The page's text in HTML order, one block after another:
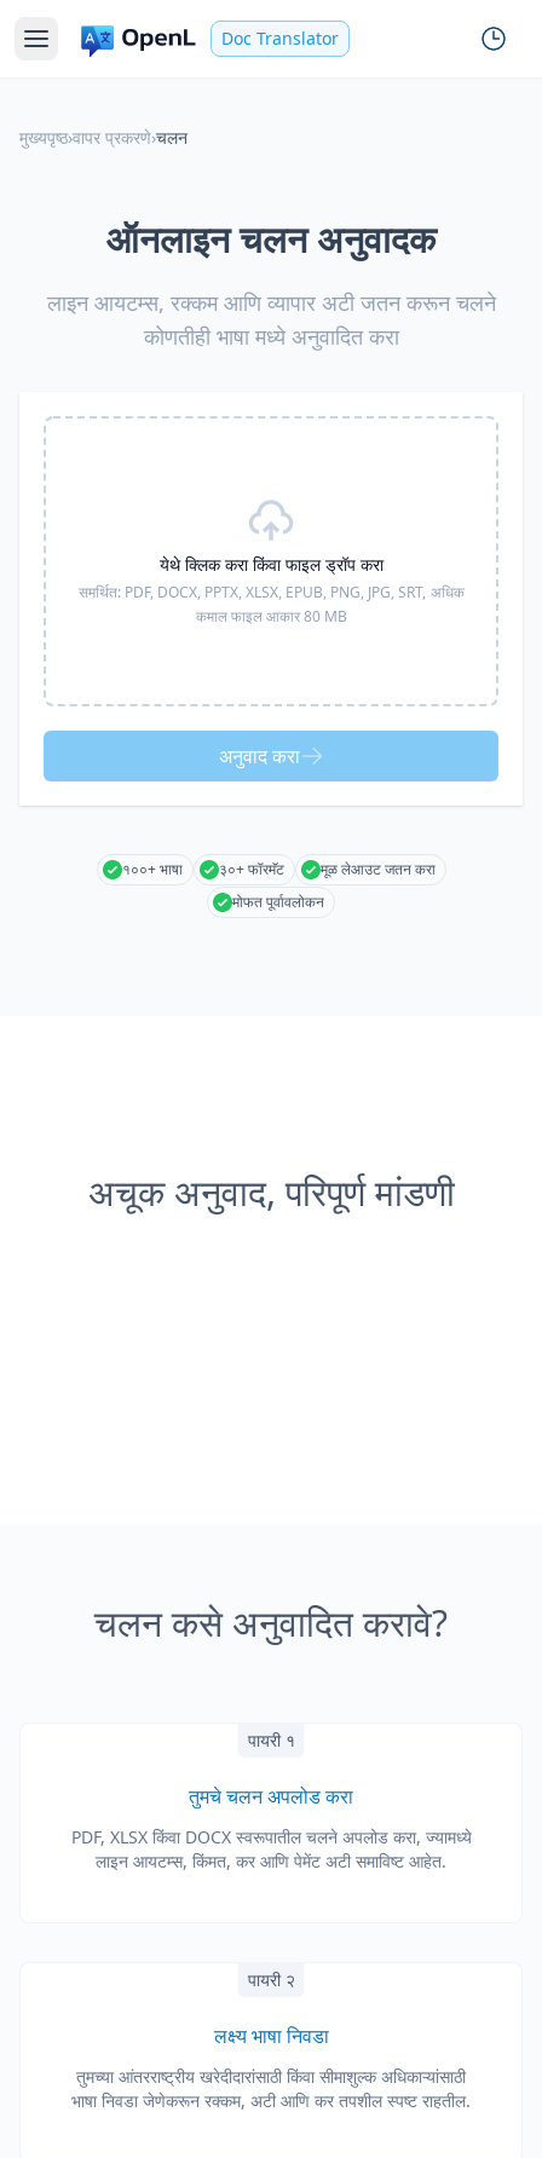
Doc Translator
मुख्यपृष्ठ›वापर प्रकरणे›चलन
ऑनलाइन चलन अनुवादक
लाइन आयटम्स, रक्कम आणि व्यापार अटी जतन करून चलने
कोणतीही भाषा मध्ये अनुवादित करा
येथे क्लिक करा किंवा फाइल ड्रॉप करा
समर्थित: PDF, DOCX, PPTX, XLSX, EPUB, PNG, JPG, SRT, अधिक
कमाल फाइल आकार 80 MB
अनुवाद करा
१००+ भाषा ३०+ फॉरमॅट
मूळ लेआउट जतन करा
मोफत पूर्वावलोकन
अचूक अनुवाद, परिपूर्ण मांडणी
चलन कसे अनुवादित करावे?
पायरी १
तुमचे चलन अपलोड करा
PDF, XLSX किंवा DOCX स्वरूपातील चलने अपलोड करा, ज्यामध्ये
लाइन आयटम्स, किंमत, कर आणि पेमेंट अटी समाविष्ट आहेत.
पायरी २
लक्ष्य भाषा निवडा
तुमच्या आंतरराष्ट्रीय खरेदीदारांसाठी किंवा सीमाशुल्क अधिकाऱ्यांसाठी
भाषा निवडा जेणेकरून रक्कम, अटी आणि कर तपशील स्पष्ट राहतील.